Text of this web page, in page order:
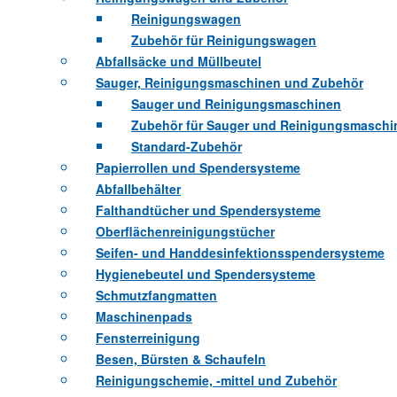
Reinigungswagen
Zubehör für Reinigungswagen
Abfallsäcke und Müllbeutel
Sauger, Reinigungsmaschinen und Zubehör
Sauger und Reinigungsmaschinen
Zubehör für Sauger und
Standard-Zubehör
Papierrollen und Spendersysteme
Abfallbehälter
Falthandtücher und Spendersysteme
Oberflächenreinigungstücher
Seifen- und Handdesinfektionsspendersysteme
Hygienebeutel und Spendersysteme
Schmutzfangmatten
Maschinenpads
Fensterreinigung
Besen, Bürsten & Schaufeln
Reinigungschemie, -mittel und Zubehör